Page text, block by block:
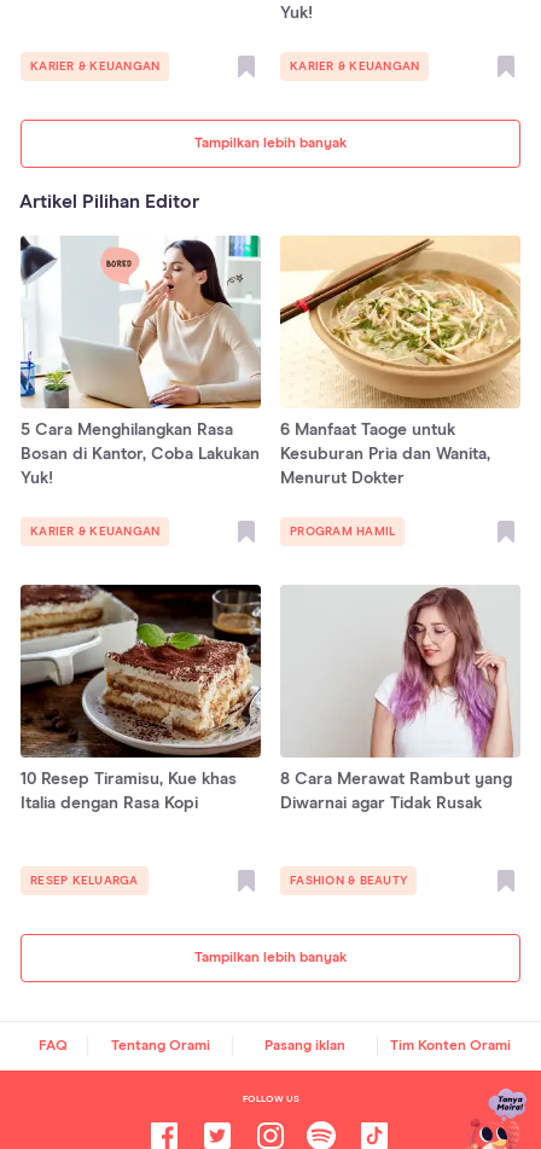
Tampilkan lebih banyak
KARIER & KEUANGAN
Yuk!
KARIER & KEUANGAN
Artikel Pilihan Editor
Tampilkan lebih banyak
5 Cara Menghilangkan Rasa
Bosan di Kantor, Coba Lakukan
Yuk!
KARIER & KEUANGAN
6 Manfaat Taoge untuk
Kesuburan Pria dan Wanita,
Menurut Dokter
PROGRAM HAMIL
10 Resep Tiramisu, Kue khas
Italia dengan Rasa Kopi
RESEP KELUARGA
8 Cara Merawat Rambut yang
Diwarnai agar Tidak Rusak
FASHION & BEAUTY
FAQ Tentang Orami Pasang iklan Tim Konten Orami
FOLLOW US